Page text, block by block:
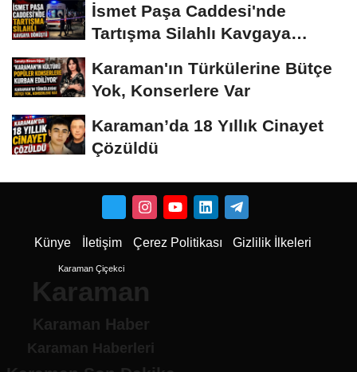
İsmet Paşa Caddesi'nde
Tartışma Silahlı Kavgaya
Karaman'ın Türkülerine Bütçe
Yok, Konserlere Var
Karaman’da 18 Yıllık Cinayet
Çözüldü
Künye İletişim Çerez Politikası Gizlilik İlkeleri
Karaman Çiçekci
Karaman
Karaman Haber
Karaman Haberleri